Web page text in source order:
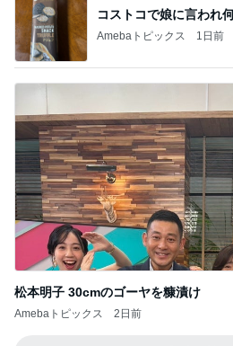
松本明子 30cmのゴーヤを糠漬け
Amebaトピックス 2日前
記事を読む